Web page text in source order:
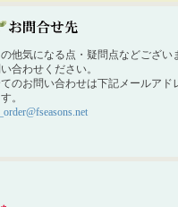
他気になる点・疑問点などござい
合わせください。
のお問い合わせは下記メールアド
。